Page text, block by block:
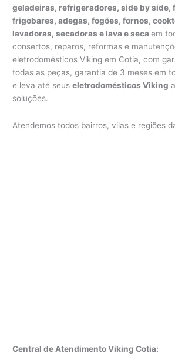
geladeiras, refrigeradores, side by side,
frigobares, adegas, fogões, fornos,
lavadoras, secadoras e lava e secaem
consertos, reparos, reformas e
eletrodomésticos Viking em Cotia, com
todas as peças, garantia de 3 meses em
e leva até seuseletrodomésticos Viking
soluções.
Atendemos todos bairros, vilas e regiões
Central de Atendimento Viking Cotia: